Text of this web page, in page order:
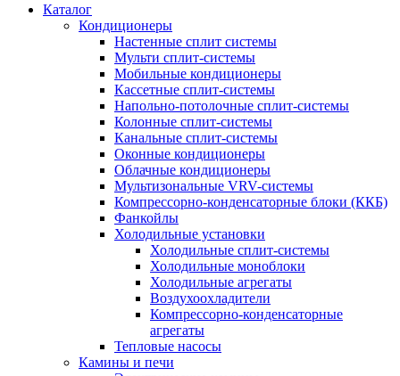
Каталог
Кондиционеры
Настенные сплит системы
Мульти сплит-системы
Мобильные кондиционеры
Кассетные сплит-системы
Напольно-потолочные сплит-системы
Колонные сплит-системы
Канальные сплит-системы
Оконные кондиционеры
Облачные кондиционеры
Мультизональные VRV-системы
Компрессорно-конденсаторные блоки (ККБ)
Фанкойлы
Холодильные установки
Холодильные сплит-системы
Холодильные моноблоки
Холодильные агрегаты
Воздухоохладители
Компрессорно-конденсаторные
агрегаты
Тепловые насосы
Камины и печи